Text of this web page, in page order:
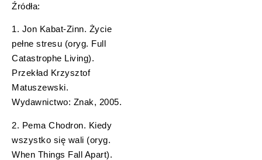
Źródła:
1. Jon Kabat-Zinn. Życie
pełne stresu (oryg. Full
Catastrophe Living).
Przekład Krzysztof
Matuszewski.
Wydawnictwo: Znak, 2005.
2. Pema Chodron. Kiedy
wszystko się wali (oryg.
When Things Fall Apart).